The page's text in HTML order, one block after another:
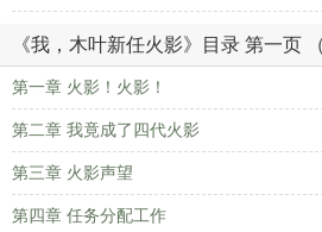
《我，木叶新任火影》目录 第一页
第一章 火影！火影！
第二章 我竟成了四代火影
第三章 火影声望
第四章 任务分配工作